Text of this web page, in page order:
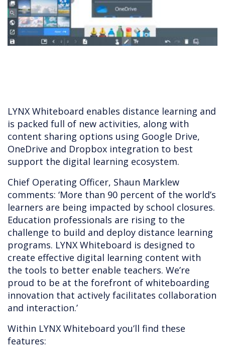
LYNX Whiteboard enables distance learning and
is packed full of new activities, along with
content sharing options using Google Drive,
OneDrive and Dropbox integration to best
support the digital learning ecosystem.
Chief Operating Officer, Shaun Marklew
comments: ‘More than 90 percent of the world’s
learners are being impacted by school closures.
Education professionals are rising to the
challenge to build and deploy distance learning
programs. LYNX Whiteboard is designed to
create effective digital learning content with
the tools to better enable teachers. We’re
proud to be at the forefront of whiteboarding
innovation that actively facilitates collaboration
and interaction.’
Within LYNX Whiteboard you’ll find these
features: